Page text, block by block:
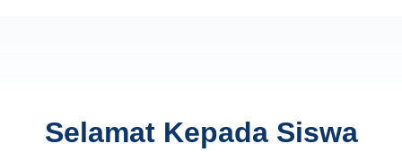
Selamat Kepada Siswa